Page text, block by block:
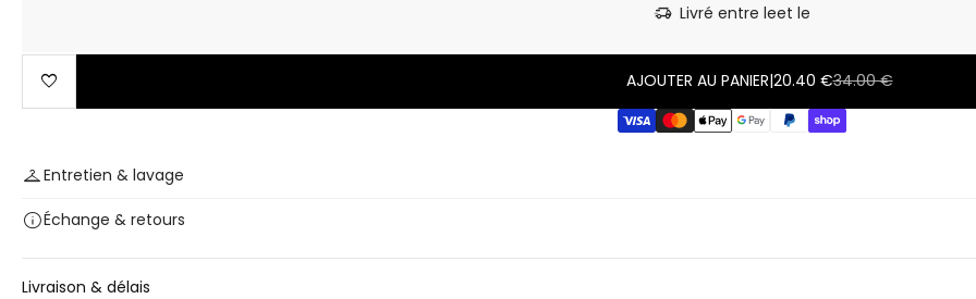
delivery_truck_speed Livré entre leet le
favorite AJOUTER AU PANIER|20.40 €34.00 €
checkroomEntretien & lavage
infoÉchange & retours
Livraison & délais